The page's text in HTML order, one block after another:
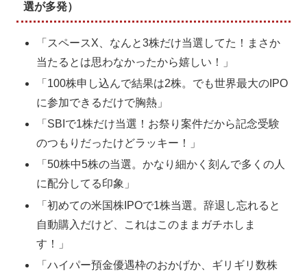
選が多発）
「スペースX、なんと3株だけ当選してた！まさか
当たるとは思わなかったから嬉しい！」
「100株申し込んで結果は2株。でも世界最大のIPO
に参加できるだけで胸熱」
「SBIで1株だけ当選！お祭り案件だから記念受験
のつもりだったけどラッキー！」
「50株中5株の当選。かなり細かく刻んで多くの人
に配分してる印象」
「初めての米国株IPOで1株当選。辞退し忘れると
自動購入だけど、これはこのままガチホしま
す！」
「ハイパー預金優遇枠のおかげか、ギリギリ数株